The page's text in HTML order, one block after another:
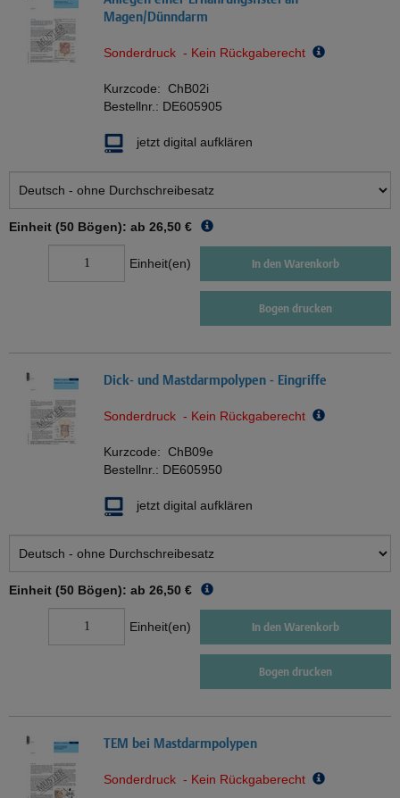
Magen/Dünndarm
Sonderdruck - Kein Rückgaberecht
Kurzcode: ChB02i
Bestellnr.: DE605905
jetzt digital aufklären
Einheit (50 Bögen): ab 26,50 €
Einheit(en) In den Warenkorb
Bogen drucken
Dick- und Mastdarmpolypen - Eingriffe
Sonderdruck - Kein Rückgaberecht
Kurzcode: ChB09e
Bestellnr.: DE605950
jetzt digital aufklären
Einheit (50 Bögen): ab 26,50 €
Einheit(en) In den Warenkorb
Bogen drucken
TEM bei Mastdarmpolypen
Sonderdruck - Kein Rückgaberecht